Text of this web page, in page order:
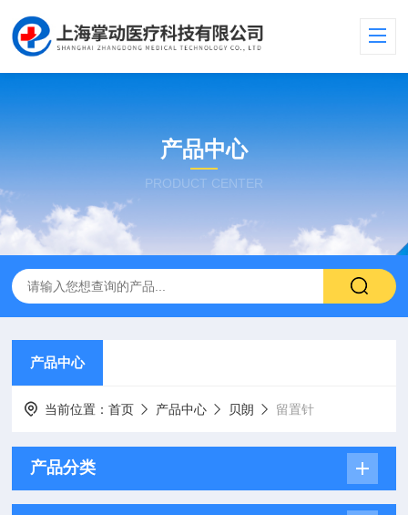
产品中心
PRODUCT CENTER
产品中心
当前位置：首页 产品中心 贝朗 留置针
产品分类